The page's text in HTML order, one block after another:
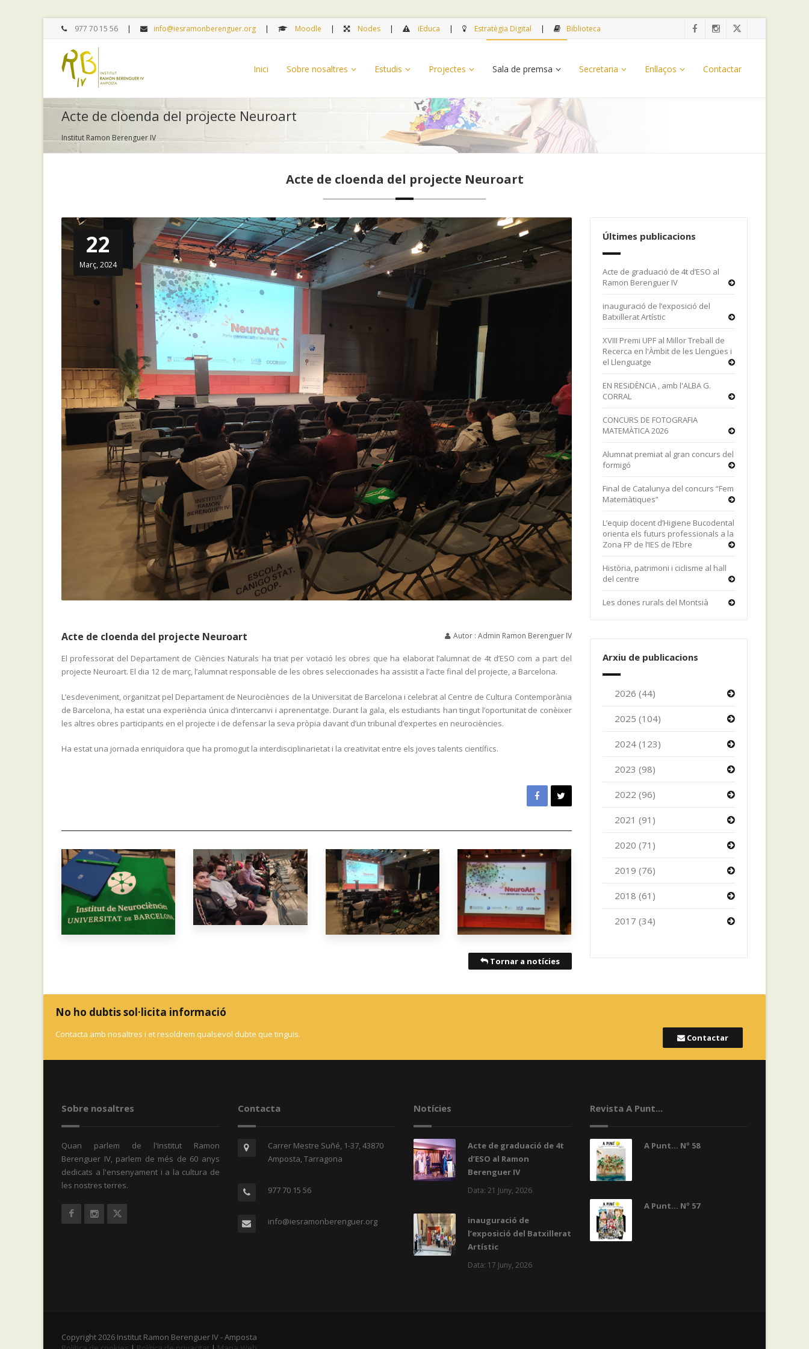
977 70 15 56 info@iesramonberenguer.org Moodle Nodes iEduca Estratègia Digital Biblioteca
Inici Sobre nosaltres Estudis Projectes Sala de premsa Secretaria Enllaços Contactar
Acte de cloenda del projecte Neuroart
Institut Ramon Berenguer IV
Acte de cloenda del projecte Neuroart
22
Març, 2024
Acte de cloenda del projecte Neuroart Autor : Admin Ramon Berenguer IV
El professorat del Departament de Ciències Naturals ha triat per votació les obres que ha elaborat l’alumnat de 4t d’ESO com a part del
projecte Neuroart. El dia 12 de març, l’alumnat responsable de les obres seleccionades ha assistit a l’acte final del projecte, a Barcelona.
L’esdeveniment, organitzat pel Departament de Neurociències de la Universitat de Barcelona i celebrat al Centre de Cultura Contemporània
de Barcelona, ha estat una experiència única d’intercanvi i aprenentatge. Durant la gala, els estudiants han tingut l’oportunitat de conèixer
les altres obres participants en el projecte i de defensar la seva pròpia davant d’un tribunal d’expertes en neurociències.
Ha estat una jornada enriquidora que ha promogut la interdisciplinarietat i la creativitat entre els joves talents científics.
Tornar a notícies
Últimes publicacions
Acte de graduació de 4t d’ESO al
Ramon Berenguer IV
inauguració de l’exposició del
Batxillerat Artístic
XVIII Premi UPF al Millor Treball de
Recerca en l'Àmbit de les Llengües i
el Llenguatge
EN RESiDÈNCiA , amb l'ALBA G.
CORRAL
CONCURS DE FOTOGRAFIA
MATEMÀTICA 2026
Alumnat premiat al gran concurs del
formigó
Final de Catalunya del concurs “Fem
Matemàtiques”
L’equip docent d’Higiene Bucodental
orienta els futurs professionals a la
Zona FP de l’IES de l’Ebre
Història, patrimoni i ciclisme al hall
del centre
Les dones rurals del Montsià
Arxiu de publicacions
2026 (44)
2025 (104)
2024 (123)
2023 (98)
2022 (96)
2021 (91)
2020 (71)
2019 (76)
2018 (61)
2017 (34)
No ho dubtis sol·licita informació
Contacta amb nosaltres i et resoldrem qualsevol dubte que tinguis. Contactar
Sobre nosaltres
Quan parlem de l'Institut Ramon
Berenguer IV, parlem de més de 60 anys
dedicats a l'ensenyament i a la cultura de
les nostres terres.
Contacta
Carrer Mestre Suñé, 1-37, 43870
Amposta, Tarragona
977 70 15 56
info@iesramonberenguer.org
Notícies
Acte de graduació de 4t
d’ESO al Ramon
Berenguer IV
Data: 21 Juny, 2026
inauguració de
l’exposició del Batxillerat
Artístic
Data: 17 Juny, 2026
Revista A Punt...
A Punt... Nº 58
A Punt... Nº 57
Copyright 2026 Institut Ramon Berenguer IV - Amposta